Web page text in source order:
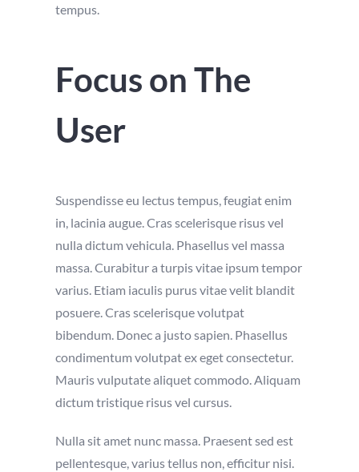
tempus.
Focus on The
User
Suspendisse eu lectus tempus, feugiat enim
in, lacinia augue. Cras scelerisque risus vel
nulla dictum vehicula. Phasellus vel massa
massa. Curabitur a turpis vitae ipsum tempor
varius. Etiam iaculis purus vitae velit blandit
posuere. Cras scelerisque volutpat
bibendum. Donec a justo sapien. Phasellus
condimentum volutpat ex eget consectetur.
Mauris vulputate aliquet commodo. Aliquam
dictum tristique risus vel cursus.
Nulla sit amet nunc massa. Praesent sed est
pellentesque, varius tellus non, efficitur nisi.